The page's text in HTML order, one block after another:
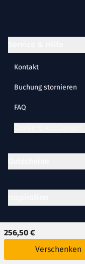
256,50 €
Verschenken
Kontakt
Buchung stornieren
FAQ
Partner